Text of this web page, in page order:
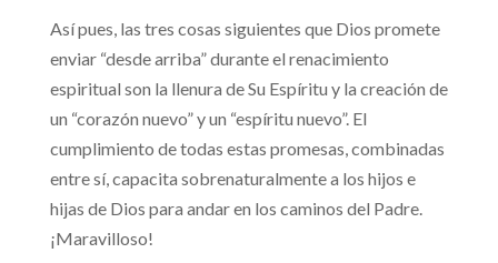
Así pues, las tres cosas siguientes que Dios promete
enviar “desde arriba” durante el renacimiento
espiritual son la llenura de Su Espíritu y la creación de
un “corazón nuevo” y un “espíritu nuevo”. El
cumplimiento de todas estas promesas, combinadas
entre sí, capacita sobrenaturalmente a los hijos e
hijas de Dios para andar en los caminos del Padre.
¡Maravilloso!